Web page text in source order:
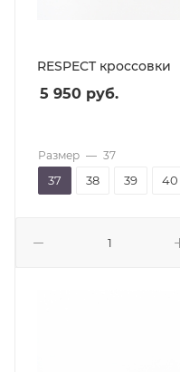
RESPECT кроссовки
5 950 руб.
Размер — 37
37 38 39 40